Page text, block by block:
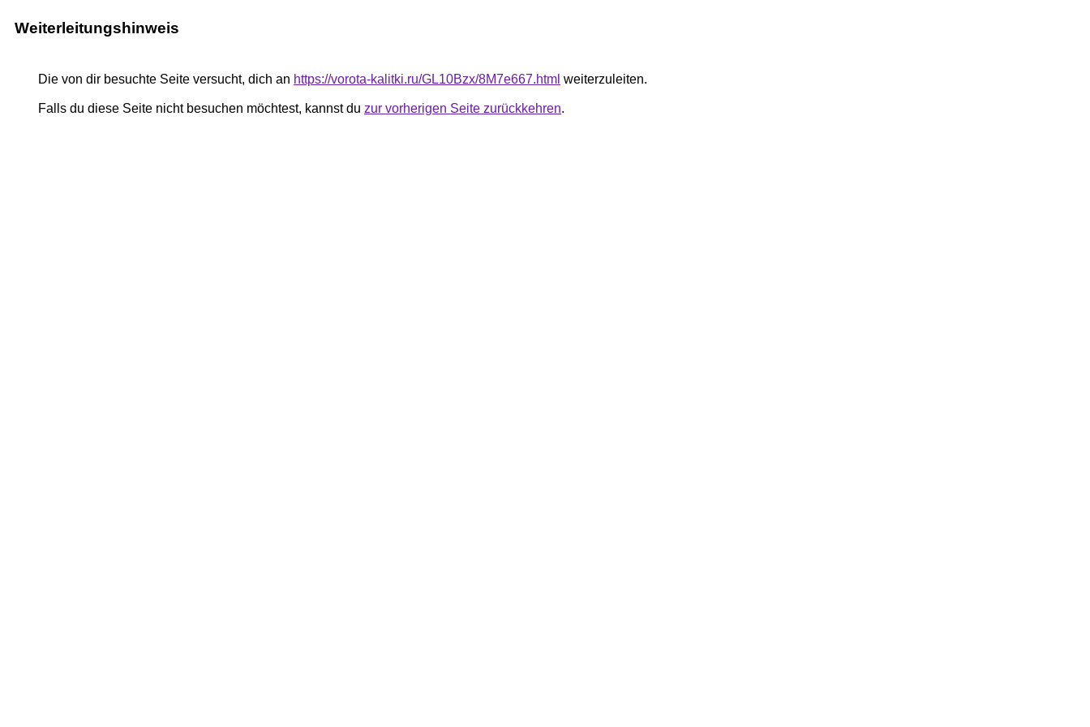
Weiterleitungshinweis
Die von dir besuchte Seite versucht, dich an https://vorota-kalitki.ru/GL10Bzx/8M7e667.html weiterzuleiten.
Falls du diese Seite nicht besuchen möchtest, kannst du zur vorherigen Seite zurückkehren.